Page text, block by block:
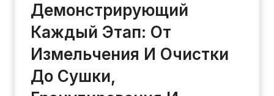
Демонстрирующий
Каждый Этап: От
Измельчения И Очистки
До Сушки,